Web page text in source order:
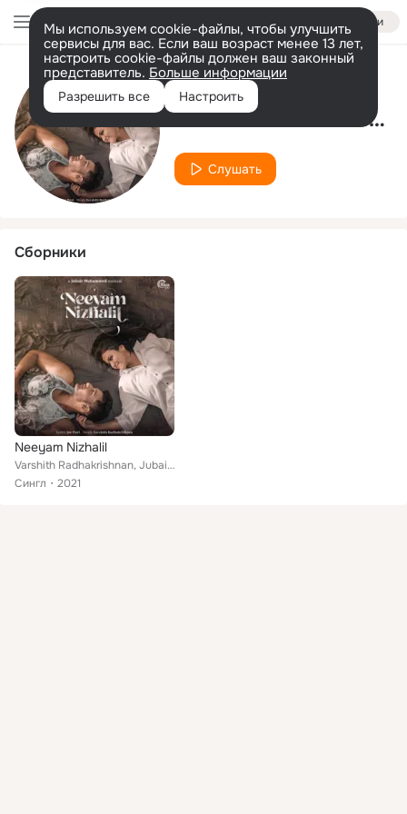
Войти
Мы используем cookie-файлы, чтобы улучшить
сервисы для вас. Если ваш возраст менее 13 лет,
настроить cookie-файлы должен ваш законный
представитель. Больше информации
Разрешить все Настроить
Исполнитель
Varshith Radhakrishnan
Слушать
Сборники
Neeyam Nizhalil
Varshith Radhakrishnan, Jubair Muhammed
Сингл
2021